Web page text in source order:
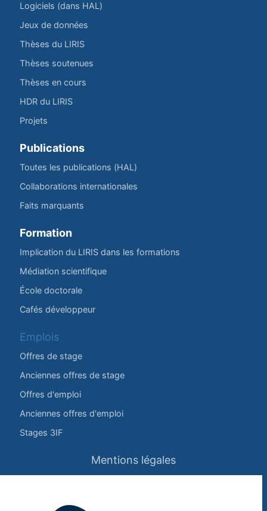
Logiciels (dans HAL)
Jeux de données
Thèses du LIRIS
Thèses soutenues
Thèses en cours
HDR du LIRIS
Projets
Publications
Toutes les publications (HAL)
Collaborations internationales
Faits marquants
Formation
Implication du LIRIS dans les formations
Médiation scientifique
École doctorale
Cafés développeur
Emplois
Offres de stage
Anciennes offres de stage
Offres d'emploi
Anciennes offres d'emploi
Stages 3IF
Mentions légales